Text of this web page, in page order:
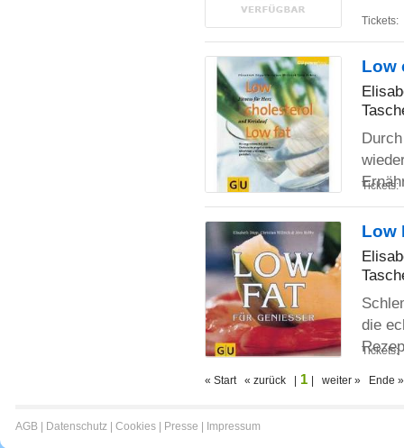
Tickets:
Low
Tickets:
Low
die
Tickets:
« Start « zurück | 1 | weiter » Ende »
AGB Datenschutz Cookies Presse Impressum